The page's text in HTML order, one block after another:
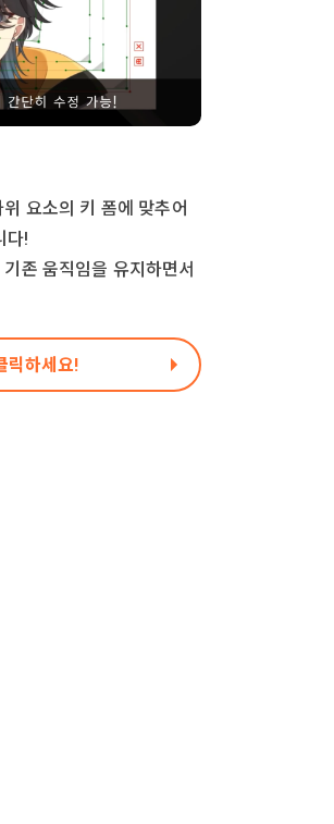
요소의 키 폼에 맞추어
다!
존 움직임을 유지하면서
릭하세요!